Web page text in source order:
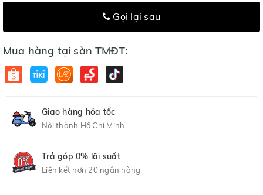
Gọi lại sau
Mua hàng tại sàn TMĐT:
Giao hàng hỏa tốc
Nội thành Hồ Chí Minh
Trả góp 0% lãi suất
Liên kết hơn 20 ngân hàng